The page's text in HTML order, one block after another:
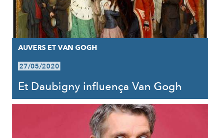
AUVERS ET VAN GOGH
27/05/2020
Et Daubigny influença Van Gogh